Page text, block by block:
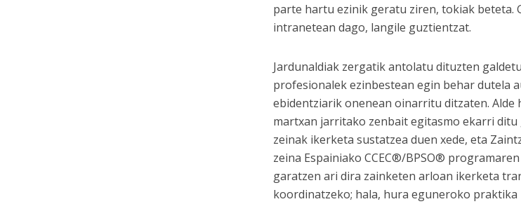
parte hartu ezinik geratu ziren, tokiak beteta.
intranetean dago, langile guztientzat.
Jardunaldiak zergatik antolatu dituzten
profesionalek ezinbestean egin behar dutela
ebidentziarik onenean oinarritu ditzaten.
martxan jarritako zenbait egitasmo ekarri
zeinak ikerketa sustatzea duen xede, eta
zeina Espainiako CCEC®/BPSO®
garatzen ari dira zainketen arloan ikerketa
koordinatzeko; hala, hura eguneroko